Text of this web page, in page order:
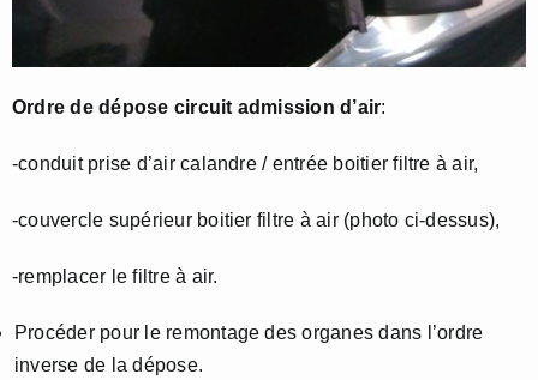
Ordre de dépose circuit admission d’air:
-conduit prise d’air calandre / entrée boitier filtre à air,
-couvercle supérieur boitier filtre à air (photo ci-dessus),
-remplacer le filtre à air.
Procéder pour le remontage des organes dans l’ordre
inverse de la dépose.